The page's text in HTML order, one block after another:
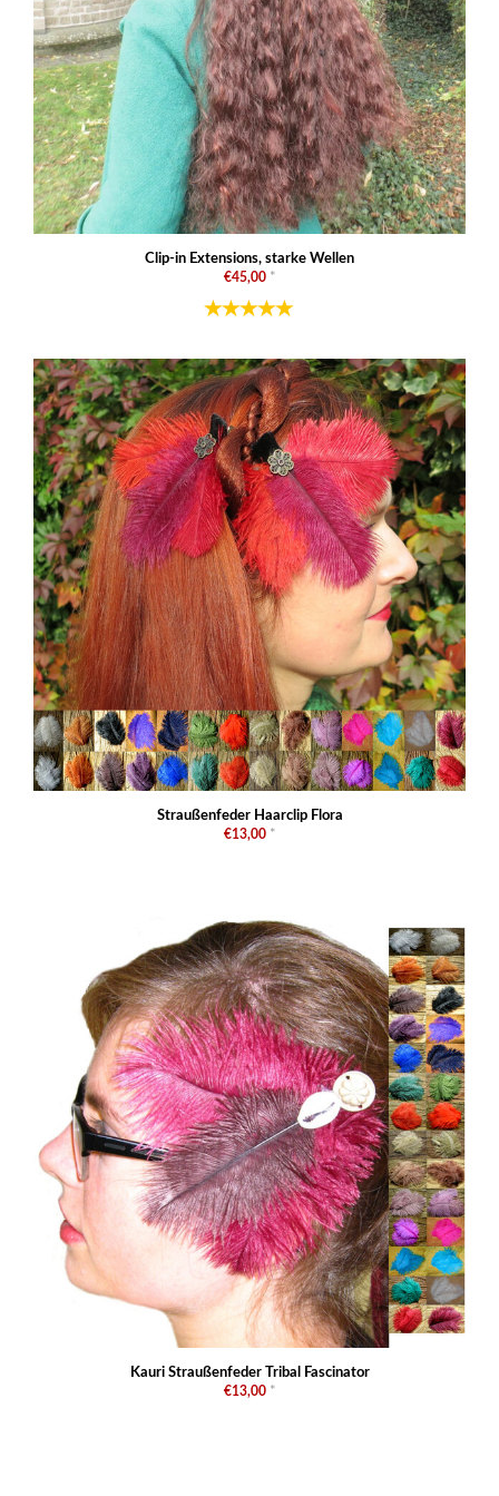
Clip-in Extensions, starke Wellen
€45,00 *
Straußenfeder Haarclip Flora
€13,00 *
Kauri Straußenfeder Tribal Fascinator
€13,00 *